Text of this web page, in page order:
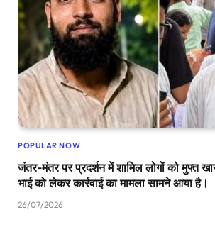
POPULAR NOW
जंतर-मंतर पर प्रदर्शन में शामिल लोगों को मुफ्त
भाई को लेकर कार्रवाई का मामला सामने आया है।
26/07/2026